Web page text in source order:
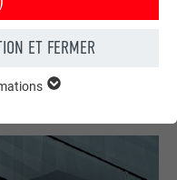
ou une façade
ET FERMER